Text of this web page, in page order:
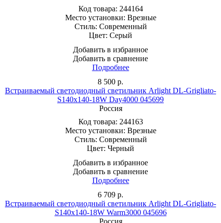
Код товара: 244164
Место установки: Врезные
Стиль: Современный
Цвет: Серый
Добавить в избранное
Добавить в сравнение
Подробнее
8 500 р.
Встраиваемый светодиодный светильник Arlight DL-Grigliato-
S140x140-18W Day4000 045699
Россия
Код товара: 244163
Место установки: Врезные
Стиль: Современный
Цвет: Черный
Добавить в избранное
Добавить в сравнение
Подробнее
6 709 р.
Встраиваемый светодиодный светильник Arlight DL-Grigliato-
S140x140-18W Warm3000 045696
Россия